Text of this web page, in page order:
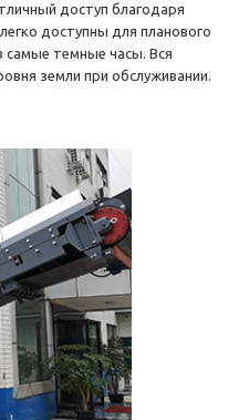
доступ благодаря
доступны для планового
самые темные часы. Вся
земли при обслуживании.